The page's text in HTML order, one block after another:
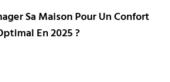
Sa Maison Pour Un Confort
En 2025 ?